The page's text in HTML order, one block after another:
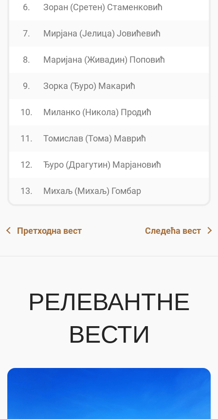
6. Зоран (Сретен) Стаменковић
7. Мирјана (Јелица) Јовићевић
8. Маријана (Живадин) Поповић
9. Зорка (Ђуро) Макарић
10. Миланко (Никола) Продић
11. Томислав (Тома) Маврић
12. Ђуро (Драгутин) Марјановић
13. Михаљ (Михаљ) Гомбар
Претходна вест Следећа вест
РЕЛЕВАНТНЕ
ВЕСТИ